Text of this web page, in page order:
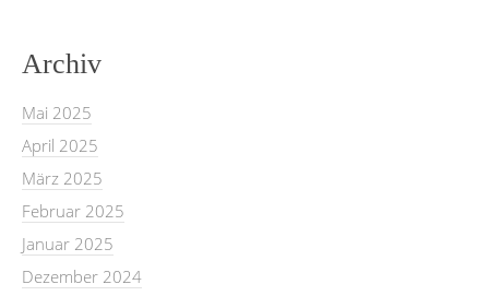
Archiv
Mai 2025
April 2025
März 2025
Februar 2025
Januar 2025
Dezember 2024